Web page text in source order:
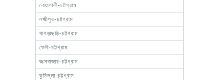
নোয়াখালী-চট্টগ্রাম
লক্ষ্মীপুর-চট্টগ্রাম
খাগড়াছড়ি-চট্টগ্রাম
ফেনী-চট্টগ্রাম
কক্সবাজার-চট্টগ্রাম
কুমিল্লা-চট্টগ্রাম